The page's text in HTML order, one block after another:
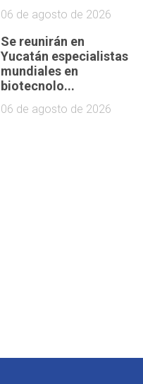
06 de agosto de 2026
Se reunirán en
Yucatán especialistas
mundiales en
biotecnolo...
06 de agosto de 2026